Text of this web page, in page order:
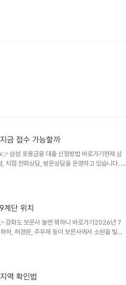
금 접수 가능할까
삼성 포용금융 대출 신청방법 바로가기현재 삼
지점 전화상담, 방문상담을 운영하고 있습니다. 다
는 방식은 아닙니다. 우선 내 조건에 맞는 상품이
상품을 확인합니다.서류 접수와 심사를 거쳐 대
어렵게 설명할 필요 없습니다. “7월 16일 발표된
계단 위치
강화도 보문사 놀면 뭐하니 바로가기2026년 7
하, 허경환, 주우재 등이 보문사에서 소원을 빌고
서 중요한 포인트는 보문사가 ‘강화도 여행지’로
→ 보문사 주차장예전처럼 배를 타고 들어가는 방
역 확인법